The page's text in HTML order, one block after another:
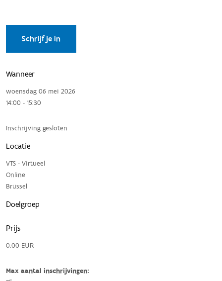
Schrijf je in
Wanneer
woensdag 06 mei 2026
14:00 - 15:30
Inschrijving gesloten
Locatie
VTS - Virtueel
Online
Brussel
Doelgroep
Prijs
0.00 EUR
Max aantal inschrijvingen: